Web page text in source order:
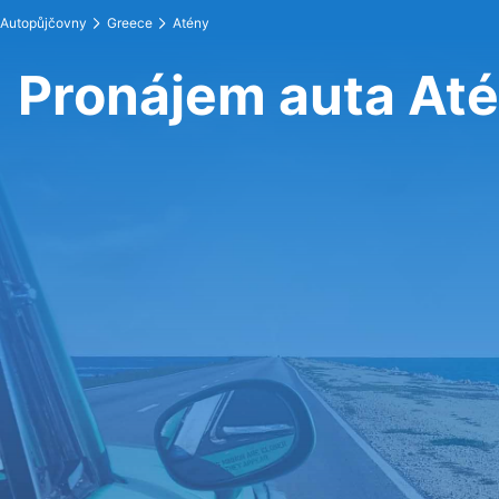
Autopůjčovny Greece Atény
Pronájem auta